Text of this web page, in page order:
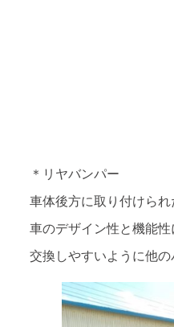
＊リヤバンパー
車体後方に取り付けられ
車のデザイン性と機能
交換しやすいように他の